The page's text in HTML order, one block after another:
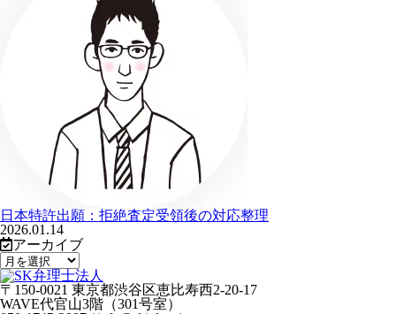
日本特許出願：拒絶査定受領後の対応整理
2026.01.14
アーカイブ
〒150-0021 東京都渋谷区恵比寿西2-20-17
WAVE代官山3階（301号室）